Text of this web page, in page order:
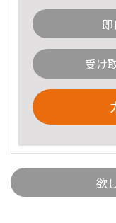
受け
欲